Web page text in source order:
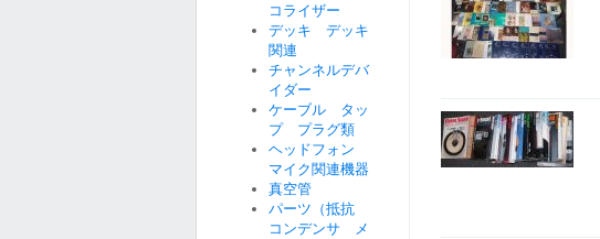
コライザー
デッキ デッキ
関連
チャンネルデバ
イダー
ケーブル タッ
プ プラグ類
ヘッドフォン
マイク関連機器
真空管
パーツ（抵抗
コンデンサ メ